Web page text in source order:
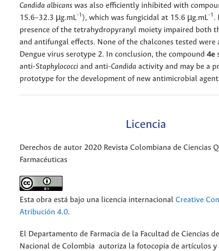
Candida albicans was also efficiently inhibited with
15.6–32.3 µg.mL-1 ), which was fungicidal at 15.6 µg.mL-1 .
presence of the tetrahydropyranyl moiety impaired both
and antifungal effects. None of the chalcones tested were
Dengue virus serotype 2. In conclusion, the compound 4e
anti-Staphylococci and anti-Candida activity and may be a
prototype for the development of new antimicrobial
Licencia
Derechos de autor 2020 Revista Colombiana de Ciencias
Farmacéuticas
Esta obra está bajo una licencia internacional Creative
Atribución 4.0.
El Departamento de Farmacia de la Facultad de Ciencias
Nacional de Colombia autoriza la fotocopia de artículos